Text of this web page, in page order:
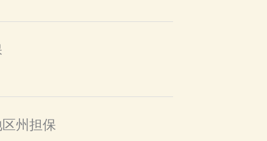
州担保